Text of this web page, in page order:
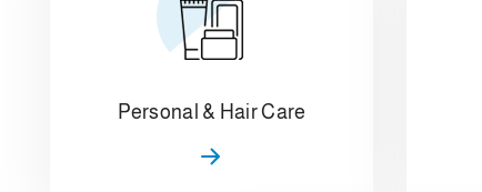
Personal & Hair Care